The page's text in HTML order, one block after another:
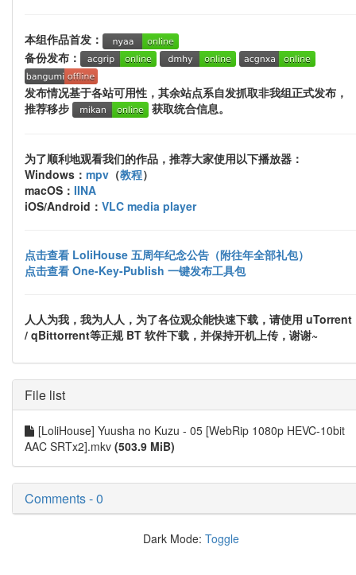
本组作品首发：
备份发布：
发布情况基于各站可用性，其余站点系自发抓取非我组正式发布，
推荐移步
获取统合信息。
为了顺利地观看我们的作品，推荐大家使用以下播放器：
Windows： mpv （教程）
macOS： IINA
iOS/Android： VLC media player
点击查看 LoliHouse 五周年纪念公告（附往年全部礼包）
点击查看 One-Key-Publish 一键发布工具包
人人为我，我为人人，为了各位观众能快速下载，请使用 uTorrent
/ qBittorrent等正规 BT 软件下载，并保持开机上传，谢谢~
File list
[LoliHouse] Yuusha no Kuzu - 05 [WebRip 1080p HEVC-10bit
AAC SRTx2].mkv (503.9 MiB)
Comments - 0
Dark Mode: Toggle